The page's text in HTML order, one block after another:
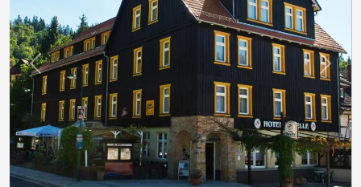
Previous Next